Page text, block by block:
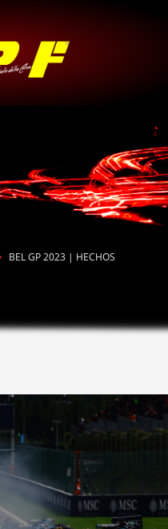
BEL GP 2023 | HECHOS